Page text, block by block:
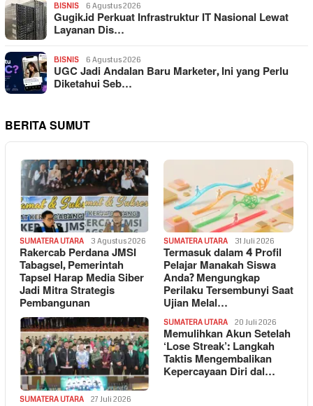
BISNIS 6 Agustus 2026
Gugik.id Perkuat Infrastruktur IT Nasional Lewat
Layanan Dis…
BISNIS 6 Agustus 2026
UGC Jadi Andalan Baru Marketer, Ini yang Perlu
Diketahui Seb…
BERITA SUMUT
SUMATERA UTARA 3 Agustus 2026
Rakercab Perdana JMSI
Tabagsel, Pemerintah
Tapsel Harap Media Siber
Jadi Mitra Strategis
Pembangunan
SUMATERA UTARA 31 Juli 2026
Termasuk dalam 4 Profil
Pelajar Manakah Siswa
Anda? Mengungkap
Perilaku Tersembunyi Saat
Ujian Melal…
SUMATERA UTARA 27 Juli 2026
SUMATERA UTARA 20 Juli 2026
Memulihkan Akun Setelah
‘Lose Streak’: Langkah
Taktis Mengembalikan
Kepercayaan Diri dal…